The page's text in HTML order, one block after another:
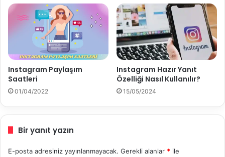
r
u
N
l
E
k
l
n
Instagram Paylaşım
Saatleri
01/04/2022
Instagram Hazır Yanıt
Özelliği Nasıl Kullanılır?
15/05/2024
Bir yanıt yazın
E-posta adresiniz yayınlanmayacak. Gerekli alanlar * ile